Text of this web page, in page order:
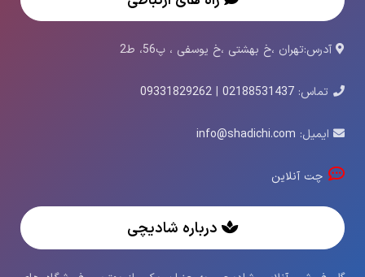
آدرس:تهران ،خ بهشتی ،خ یوسفی ، پ56، ط2
تماس: 02188531437
|
09331829262
ایمیل: info@shadichi.com
چت آنلاین
درباره شادیچی